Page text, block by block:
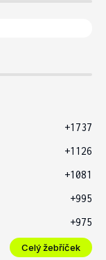
+1737
+1126
+1081
+995
+975
Celý žebříček